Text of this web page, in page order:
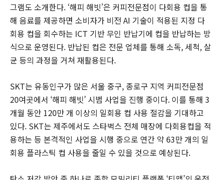
그램도 소개한다. ‘해피 해빗’은 커피전문점이 다회용 컵을 통
해 음료를 제공하면 소비자가 비전 AI 기술이 적용된 지정 다
회용 컵을 회수하는 ICT 기반 무인 반납기에 컵을 반납하는 방
식으로 운영된다. 반납된 컵은 전문 업체를 통해 소독, 세척, 살
균 등의 과정을 거쳐 재활용된다.
SKT는 유동인구가 많은 서울 중구, 종로구 지역 커피전문점
20여곳에서 ‘해피 해빗’ 시범 사업을 진행 중이다. 이를 통해 3
개월 동안 120만 개 이상의 일회용 컵 사용 절감을 기대하고
있다. SKT는 제주에서도 스타벅스 전체 매장에 다회용컵을 적
용하는 등 본격적인 사업을 시행 중으로 연간 약 63만 개의 일
회용 플라스틱 컵 사용을 줄일 수 있을 것으로 예상된다.